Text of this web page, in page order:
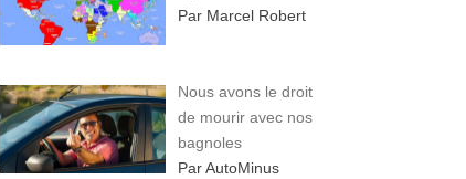
Par Marcel Robert
Nous avons le droit
de mourir avec nos
bagnoles
Par AutoMinus